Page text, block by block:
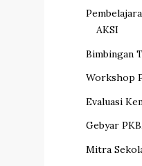
AKSI
Bimbingan
Workshop
Evaluasi
Gebyar
Mitra